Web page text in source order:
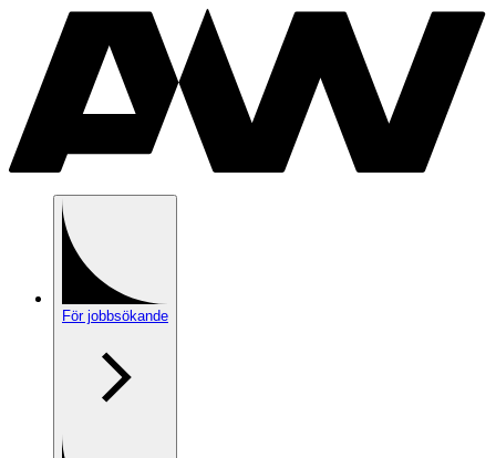
För jobbsökande